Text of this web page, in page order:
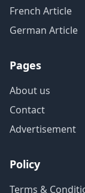
French Article
German Article
Pages
About us
Contact
Advertisement
Policy
Terms &